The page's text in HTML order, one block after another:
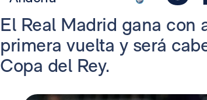
El Real Madrid gana con
primera vuelta y será
Copa del Rey.